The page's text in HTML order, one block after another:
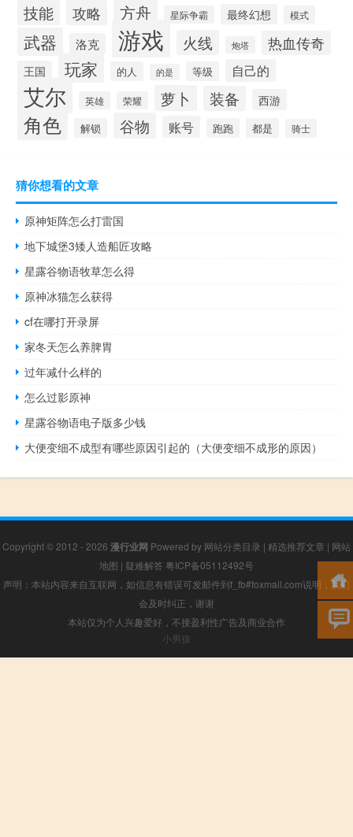
技能 攻略 方舟 星际争霸 最终幻想 模式
武器 洛克 游戏 火线 炮塔 热血传奇
王国 玩家 的人 的是 等级 自己的
艾尔 英雄 荣耀 萝卜 装备 西游
角色 解锁 谷物 账号 跑跑 都是 骑士
猜你想看的文章
原神矩阵怎么打雷国
地下城堡3矮人造船匠攻略
星露谷物语牧草怎么得
原神冰猫怎么获得
cf在哪打开录屏
家冬天怎么养脾胃
过年减什么样的
怎么过影原神
星露谷物语电子版多少钱
大便变细不成型有哪些原因引起的（大便变细不成形的原因）
Copyright © 2012 - 2026 漫行业网 Powered by 网站分类目录 | 精选推荐文章 | 网站
地图 | 疑难解答 粤ICP备05112492号
声明：本站内容来自互联网，如信息有错误可发邮件到f_fb#foxmail.com说明，我们
会及时纠正，谢谢
本站仅为个人兴趣爱好，不接盈利性广告及商业合作
小男孩